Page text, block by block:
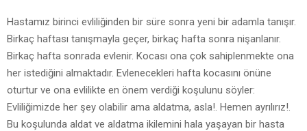
Hastamız birinci evliliğinden bir süre sonra yeni bir adamla tanışır.
Birkaç haftası tanışmayla geçer, birkaç hafta sonra nişanlanır.
Birkaç hafta sonrada evlenir. Kocası ona çok sahiplenmekte ona
her istediğini almaktadır. Evlenecekleri hafta kocasını önüne
oturtur ve ona evlilikte en önem verdiği koşulunu söyler:
Evliliğimizde her şey olabilir ama aldatma, asla!. Hemen ayrılırız!.
Bu koşulunda aldat ve aldatma ikilemini hala yaşayan bir hasta